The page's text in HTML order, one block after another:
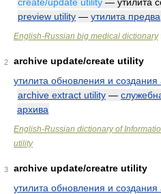
preview utility — утилита
English-Russian big medical dictionary
2
archive update/create utility
утилита обновления и создания
archive extract utility —
архива
English-Russian dictionary of
utility
3
archive update/creatre utility
утилита обновления и создания